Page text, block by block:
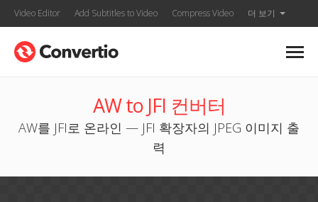
Video Editor Add Subtitles to Video Compress Video 더 보기
AW to JFI 컨버터
AW를 JFI로 온라인 — JFI 확장자의 JPEG 이미지 출
력